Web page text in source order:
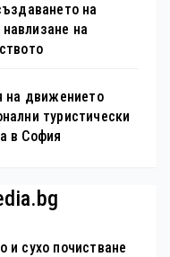
на
на
на движението
туристически
в София
и сухо почистване